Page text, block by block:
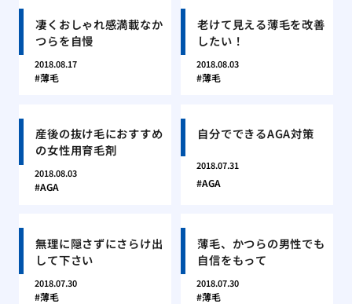
凄くおしゃれ感満載なか
つらを自慢
2018.08.17
薄毛
老けて見える薄毛を改善
したい！
2018.08.03
薄毛
産後の抜け毛におすすめ
の女性用育毛剤
2018.08.03
AGA
自分でできるAGA対策
2018.07.31
AGA
無理に隠さずにさらけ出
して下さい
2018.07.30
薄毛
薄毛、かつらの男性でも
自信をもって
2018.07.30
薄毛